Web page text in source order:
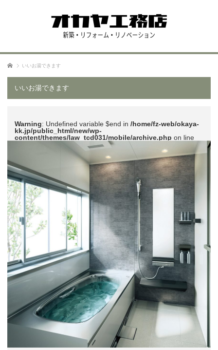
ホーム いいお湯できます
いいお湯できます
Warning: Undefined variable $end in /home/fz-web/okaya-
kk.jp/public_html/new/wp-
content/themes/law_tcd031/mobile/archive.php on line